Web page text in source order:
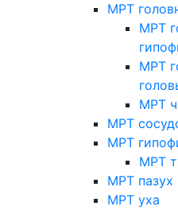
МРТ
МРТ
МРТ
МРТ
МРТ
МРТ
МРТ
МРТ пазух
МРТ уха